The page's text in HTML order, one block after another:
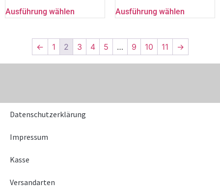
Ausführung wählen Ausführung wählen
← 1 2 3 4 5 … 9 10 11 →
Datenschutzerklärung
Impressum
Kasse
Versandarten